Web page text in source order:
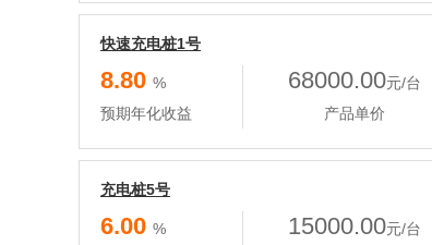
快速充电桩1号
8.80 %
预期年化收益
68000.00元/台
产品单价
充电桩5号
6.00 %
15000.00元/台